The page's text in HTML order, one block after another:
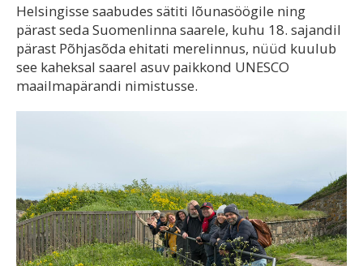
Helsingisse saabudes sätiti lõunasöögile ning
pärast seda Suomenlinna saarele, kuhu 18. sajandil
pärast Põhjasõda ehitati merelinnus, nüüd kuulub
see kaheksal saarel asuv paikkond UNESCO
maailmapärandi nimistusse.